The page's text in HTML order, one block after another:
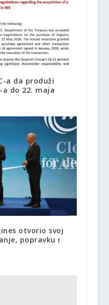
a da produži
a do 22. maja
otvorio svoj
popravku i